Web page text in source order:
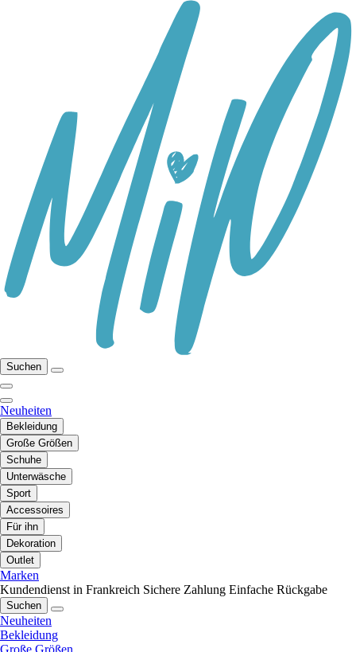
Suchen
Neuheiten
Bekleidung
Große Größen
Schuhe
Unterwäsche
Sport
Accessoires
Für ihn
Dekoration
Outlet
Marken
Kundendienst in Frankreich Sichere Zahlung Einfache Rückgabe
Suchen
Neuheiten
Bekleidung